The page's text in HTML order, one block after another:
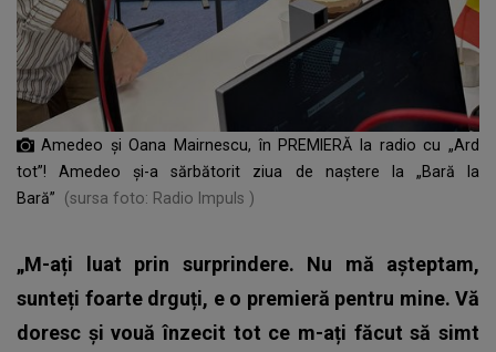
Amedeo și Oana Mairnescu, în PREMIERĂ la radio cu „Ard
tot”! Amedeo și-a sărbătorit ziua de naștere la „Bară la
Bară”
(sursa foto: Radio Impuls )
„M-ați luat prin surprindere. Nu mă așteptam,
sunteți foarte drguți, e o premieră pentru mine. Vă
doresc și vouă înzecit tot ce m-ați făcut să simt